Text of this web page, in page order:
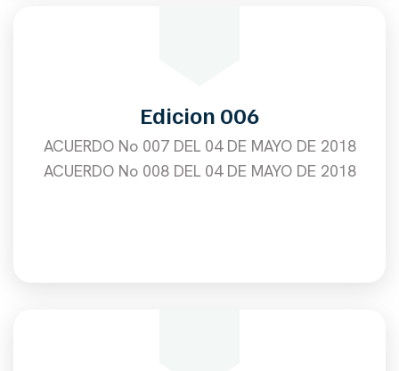
Edicion 006
ACUERDO No 007 DEL 04 DE MAYO DE 2018
ACUERDO No 008 DEL 04 DE MAYO DE 2018